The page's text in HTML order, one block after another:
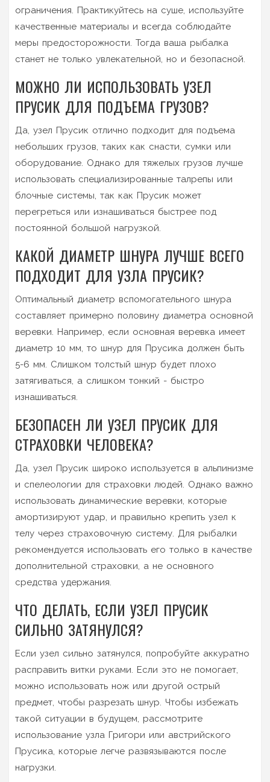
ограничения. Практикуйтесь на суше, используйте
качественные материалы и всегда соблюдайте
меры предосторожности. Тогда ваша рыбалка
станет не только увлекательной, но и безопасной.
МОЖНО ЛИ ИСПОЛЬЗОВАТЬ УЗЕЛ
ПРУСИК ДЛЯ ПОДЪЕМА ГРУЗОВ?
Да, узел Прусик отлично подходит для подъема
небольших грузов, таких как снасти, сумки или
оборудование. Однако для тяжелых грузов лучше
использовать специализированные талрепы или
блочные системы, так как Прусик может
перегреться или изнашиваться быстрее под
постоянной большой нагрузкой.
КАКОЙ ДИАМЕТР ШНУРА ЛУЧШЕ ВСЕГО
ПОДХОДИТ ДЛЯ УЗЛА ПРУСИК?
Оптимальный диаметр вспомогательного шнура
составляет примерно половину диаметра основной
веревки. Например, если основная веревка имеет
диаметр 10 мм, то шнур для Прусика должен быть
5-6 мм. Слишком толстый шнур будет плохо
затягиваться, а слишком тонкий - быстро
изнашиваться.
БЕЗОПАСЕН ЛИ УЗЕЛ ПРУСИК ДЛЯ
СТРАХОВКИ ЧЕЛОВЕКА?
Да, узел Прусик широко используется в альпинизме
и спелеологии для страховки людей. Однако важно
использовать динамические веревки, которые
амортизируют удар, и правильно крепить узел к
телу через страховочную систему. Для рыбалки
рекомендуется использовать его только в качестве
дополнительной страховки, а не основного
средства удержания.
ЧТО ДЕЛАТЬ, ЕСЛИ УЗЕЛ ПРУСИК
СИЛЬНО ЗАТЯНУЛСЯ?
Если узел сильно затянулся, попробуйте аккуратно
расправить витки руками. Если это не помогает,
можно использовать нож или другой острый
предмет, чтобы разрезать шнур. Чтобы избежать
такой ситуации в будущем, рассмотрите
использование узла Григори или австрийского
Прусика, которые легче развязываются после
нагрузки.